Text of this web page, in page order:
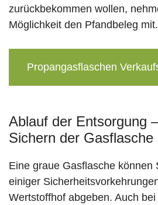
zurückbekommen wollen,
Möglichkeit den Pfandbeleg mit.
Propangasflaschen
Ablauf der Entsorgung
Sichern der Gasflasche
Eine graue Gasflasche können
einiger
Wertstoffhof abgeben. Auch